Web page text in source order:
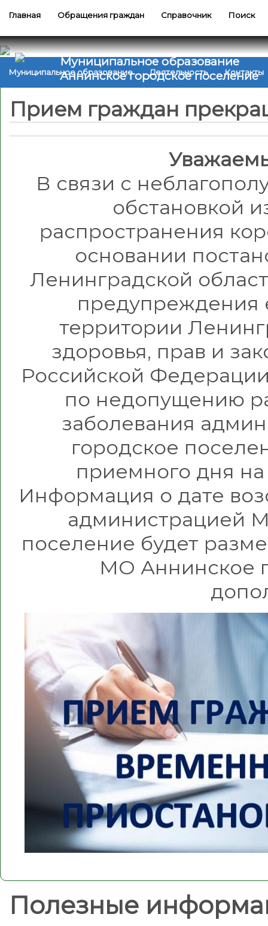
Главная Обращения граждан Справочник Поиск
Муниципальное образование
Аннинское городское поселение
Муниципальное образование Деятельность Контакты
Прием граждан
В связи с
обстановкой
распространения
основании
Ленинградской
предупреждения
территории
здоровья, прав и
Российской
по недопущению
заболевания
городское
приемного дня
Информация о дате
администрацией
поселение будет
МО Аннинское
Полезные